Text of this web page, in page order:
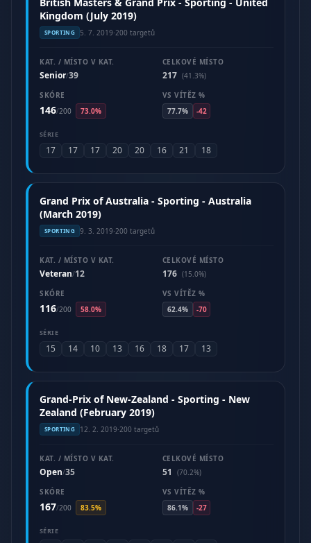
Kingdom (July 2019)
SPORTING 5. 7. 2019·200 targetů
KAT. / MÍSTO V KAT.
Senior/39
CELKOVÉ MÍSTO
217 (41.3%)
SKÓRE
146/200 73.0%
VS VÍTĚZ %
77.7%
-42
SÉRIE
17 17 17 20 20 16 21 18
Grand Prix of Australia - Sporting - Australia
(March 2019)
SPORTING 9. 3. 2019·200 targetů
KAT. / MÍSTO V KAT.
Veteran/12
CELKOVÉ MÍSTO
176 (15.0%)
SKÓRE
116/200 58.0%
VS VÍTĚZ %
62.4%
-70
SÉRIE
15 14 10 13 16 18 17 13
Grand-Prix of New-Zealand - Sporting - New
Zealand (February 2019)
SPORTING 12. 2. 2019·200 targetů
KAT. / MÍSTO V KAT.
Open/35
CELKOVÉ MÍSTO
51
(70.2%)
SKÓRE
167/200 83.5%
VS VÍTĚZ %
86.1%
-27
SÉRIE